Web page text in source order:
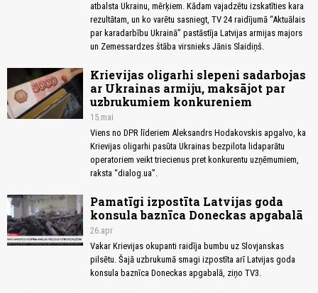
atbalsta Ukrainu, mērķiem. Kādam vajadzētu izskatīties kara
rezultātam, un ko varētu sasniegt, TV 24 raidījumā “Aktuālais
par karadarbību Ukrainā” pastāstīja Latvijas armijas majors
un Zemessardzes štāba virsnieks Jānis Slaidiņš.
Krievijas oligarhi slepeni sadarbojas
ar Ukrainas armiju, maksājot par
uzbrukumiem konkureniem
15.mai
Viens no DPR līderiem Aleksandrs Hodakovskis apgalvo, ka
Krievijas oligarhi pasūta Ukrainas bezpilota lidaparātu
operatoriem veikt triecienus pret konkurentu uzņēmumiem,
raksta “dialog.ua”.
Pamatīgi izpostīta Latvijas goda
konsula baznīca Doneckas apgabalā
26.apr
Vakar Krievijas okupanti raidīja bumbu uz Slovjanskas
pilsētu. Šajā uzbrukumā smagi izpostīta arī Latvijas goda
konsula baznīca Doneckas apgabalā, ziņo TV3.